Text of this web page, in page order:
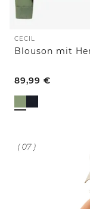
CECIL
89,99 €